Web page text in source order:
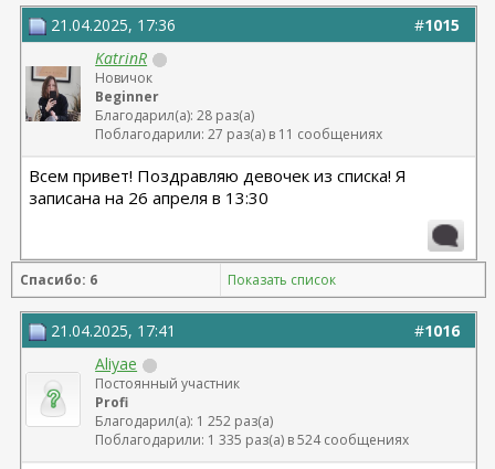
#1015
21.04.2025, 17:36
KatrinR
Новичок
Beginner
Благодарил(а): 28 раз(а)
Поблагодарили: 27 раз(а) в 11 сообщениях
Всем привет! Поздравляю девочек из списка! Я
записана на 26 апреля в 13:30
Спасибо: 6 Показать список
#1016
21.04.2025, 17:41
Aliyae
Постоянный участник
Profi
Благодарил(а): 1 252 раз(а)
Поблагодарили: 1 335 раз(а) в 524 сообщениях